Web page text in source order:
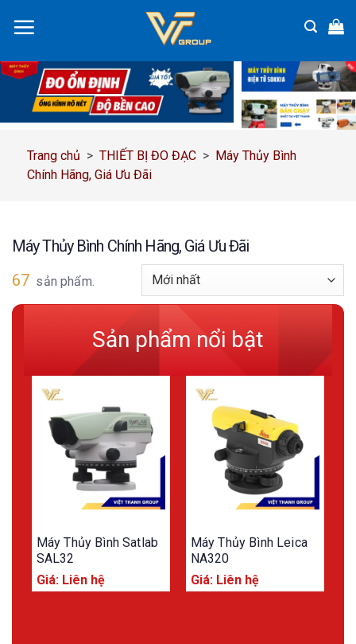
đến
dung
Trang chủ > THIẾT BỊ ĐO ĐẠC > Máy Thủy Bình
Chính Hãng, Giá Ưu Đãi
Máy Thủy Bình Chính Hãng, Giá Ưu Đãi
67 sản phẩm.
Sản phẩm nổi bật
Máy Thủy Bình Satlab
SAL32
Giá: Liên hệ
Máy Thủy Bình Leica
NA320
Giá: Liên hệ